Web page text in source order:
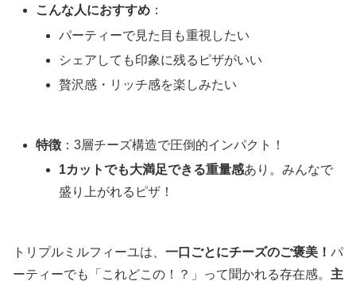
こんな人におすすめ ：
パーティーで見た目も重視したい
シェアしても印象に残るピザがいい
贅沢感・リッチ感を楽しみたい
特徴 ：3層チーズ構造で圧倒的インパクト！
1カットでも大満足できる重量感あり。みんなで
盛り上がれるピザ！
トリプルミルフィーユは、 一口ごとにチーズのご褒美！ パ
ーティーでも「これどこの！？」って聞かれる存在感。 主